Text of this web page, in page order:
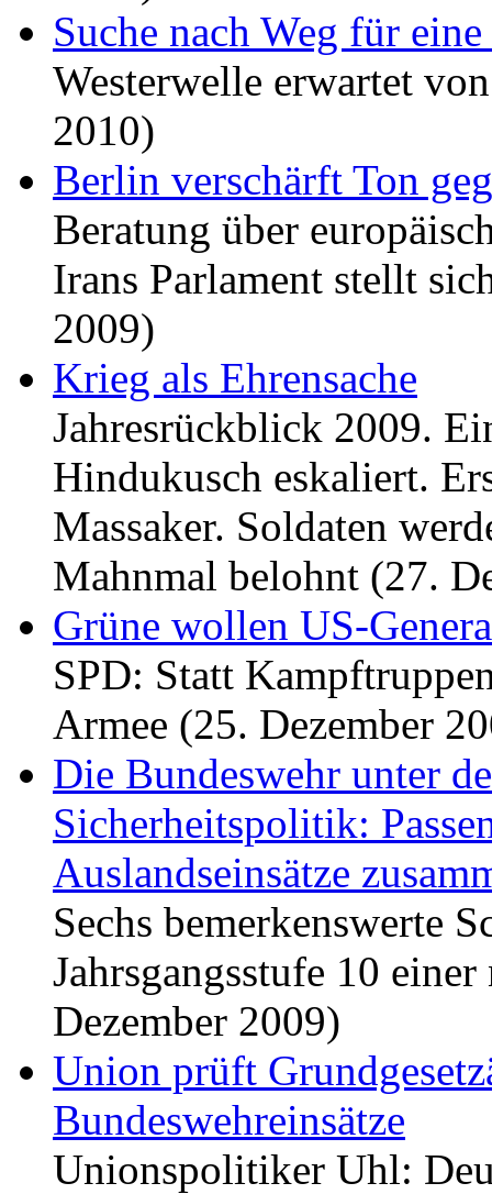
Suche nach Weg für
Westerwelle erwartet
2010)
Berlin verschärft Ton
Beratung über
Irans Parlament stellt
2009)
Krieg als Ehrensache
Jahresrückblick 2009.
Hindukusch eskaliert.
Massaker. Soldaten
Mahnmal belohnt (27.
Grüne wollen US-
SPD: Statt
Armee (25. Dezember
Die Bundeswehr unter
Sicherheitspolitik:
Auslandseinsätze
Sechs bemerkenswerte
Jahrsgangsstufe 10
Dezember 2009)
Union prüft
Bundeswehreinsätze
Unionspolitiker Uhl: